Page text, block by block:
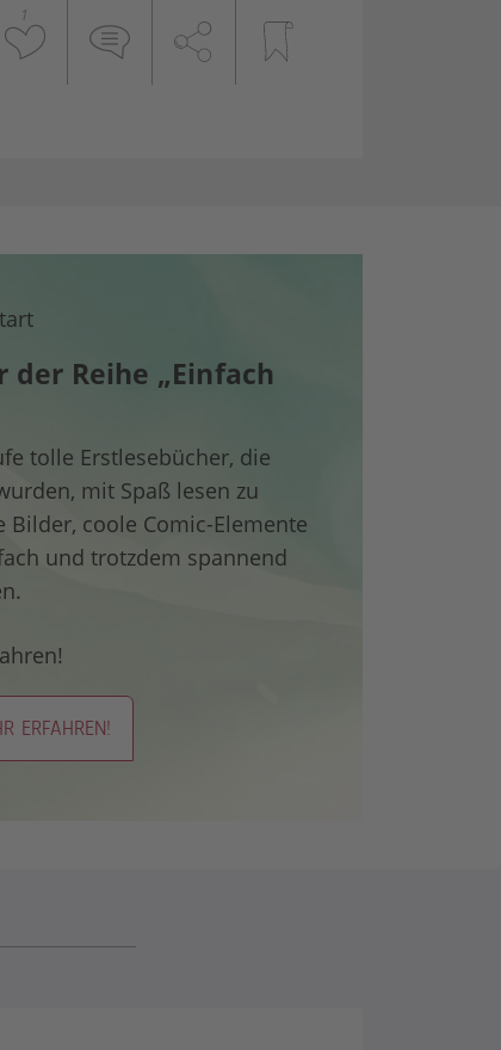
1
der Reihe „Einfach
tolle Erstlesebücher, die
mit Spaß lesen zu
coole Comic-Elemente
und trotzdem spannend
ERFAHREN!